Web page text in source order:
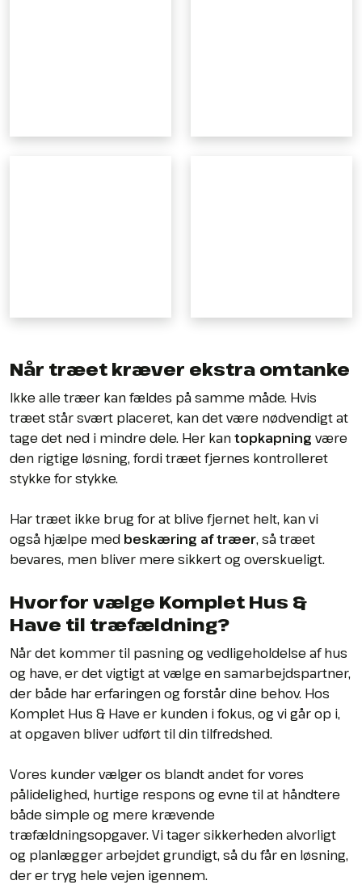
Når træet kræver ekstra omtanke
Ikke alle træer kan fældes på samme måde. Hvis
træet står svært placeret, kan det være nødvendigt at
tage det ned i mindre dele. Her kantopkapning være
den rigtige løsning, fordi træet fjernes kontrolleret
stykke for stykke.
Har træet ikke brug for at blive fjernet helt, kan vi
også hjælpe med beskæring af træer, så træet
bevares, men bliver mere sikkert og overskueligt.
Hvorfor vælge Komplet Hus &
Have til træfældning?
Når det kommer til pasning og vedligeholdelse af hus
og have, er det vigtigt at vælge en samarbejdspartner,
der både har erfaringen og forstår dine behov. Hos
Komplet Hus & Have er kunden i fokus, og vi går op i,
at opgaven bliver udført til din tilfredshed.
Vores kunder vælger os blandt andet for vores
pålidelighed, hurtige respons og evne til at håndtere
både simple og mere krævende
træfældningsopgaver. Vi tager sikkerheden alvorligt
og planlægger arbejdet grundigt, så du får en løsning,
der er tryg hele vejen igennem.